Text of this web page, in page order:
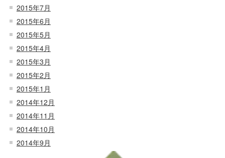
2015年7月
2015年6月
2015年5月
2015年4月
2015年3月
2015年2月
2015年1月
2014年12月
2014年11月
2014年10月
2014年9月